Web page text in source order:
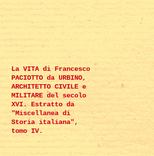
La VITA di Francesco
PACIOTTO da URBINO,
ARCHITETTO CIVILE e
MILITARE del secolo
XVI. Estratto da
"Miscellanea di
Storia italiana",
tomo IV.